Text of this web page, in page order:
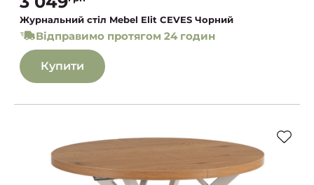
Журнальний стіл Mebel Elit CEVES Чорний
Відправимо протягом 24 годин
Купити